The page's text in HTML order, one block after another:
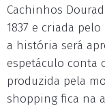
Cachinhos
1837 e criada
a história será
espetáculo conta
produzida pela
shopping fica na